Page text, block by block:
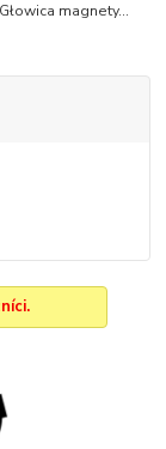
magnety...